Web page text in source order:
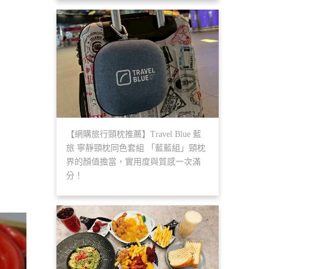
【網購旅行頸枕推薦】Travel Blue 藍
旅 寧靜頸枕同色套組 「藍藍組」頸枕
界的顏值擔當，實用度與質感一次滿
分！